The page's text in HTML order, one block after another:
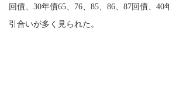
回債、30年債65、76、85、86、87回債、40
引合いが多く見られた。